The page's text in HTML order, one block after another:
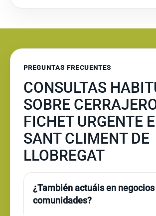
PREGUNTAS FRECUENTES
CONSULTAS
SOBRE
FICHET URGENTE
SANT CLIMENT DE
LLOBREGAT
¿También actuáis en negocios
comunidades?